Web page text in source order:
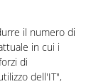
il numero di
in cui i
di
dell'IT",